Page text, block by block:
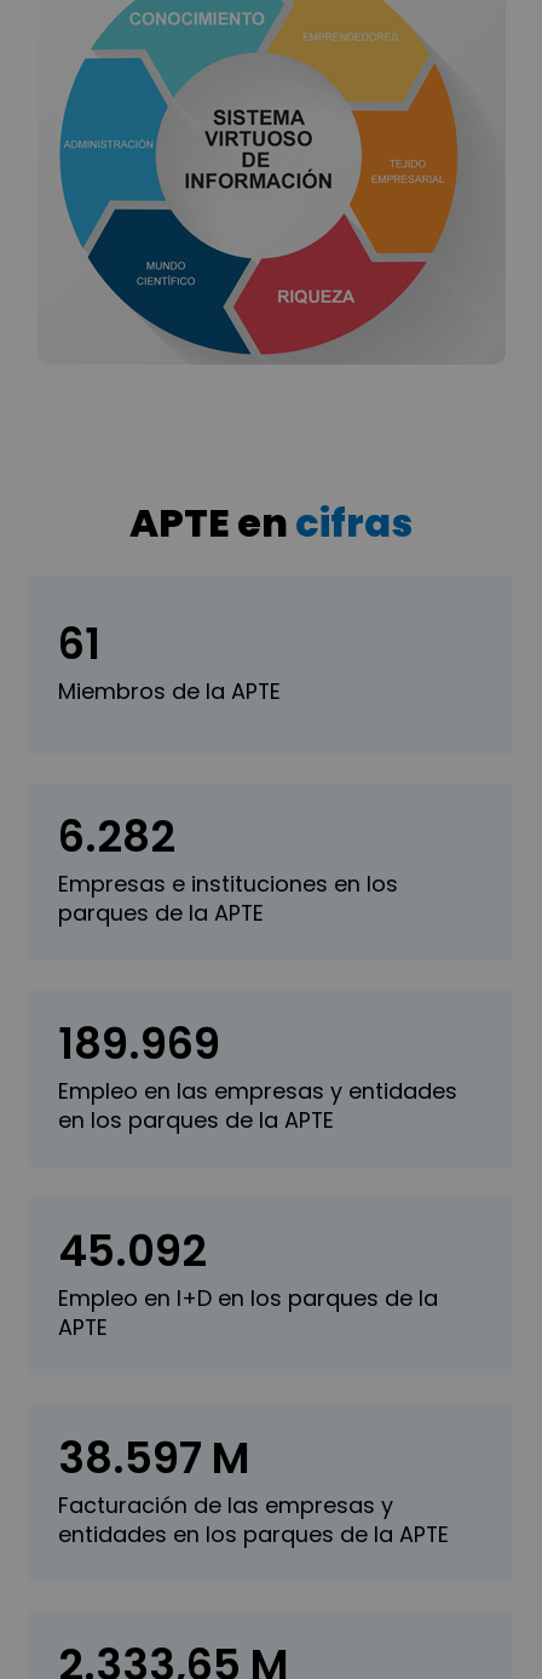
economía de la zona y es por ello que 15 de las 17
comunidades autónomas cuentan ya, al menos,
con un parque.
Este empuje suele traducirse en el aumento de
número de puestos de trabajo, la mayoría de alta
capacitación, mejora de la calidad del mismo,
dinamización de los sectores empresariales,
atracción de capital, creación de empresas de
base tecnológica, aumento de la inversión en I+D,
en definitiva, diversifica la economía y suele crear
alrededor de él un entramado de empresas de
servicios para el parque que cambia radicalmente
APTE encifras
61
Miembros de la APTE
6.282
Empresas e instituciones en los
parques de la APTE
189.969
Empleo en las empresas y entidades
en los parques de la APTE
45.092
Empleo en I+D en los parques de la
APTE
38.597 M
Facturación de las empresas y
entidades en los parques de la APTE
2.333,65 M